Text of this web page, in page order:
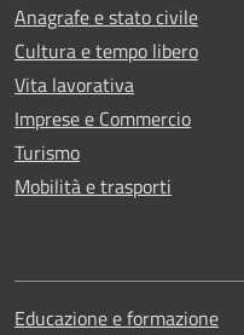
Anagrafe e stato civile
Cultura e tempo libero
Vita lavorativa
Imprese e Commercio
Turismo
Mobilità e trasporti
Educazione e formazione